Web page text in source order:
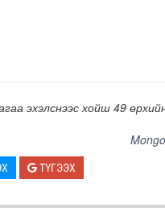
эхэлснээс хойш 49
ТҮГЭЭХ